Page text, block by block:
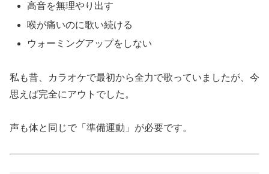
高音を無理やり出す
喉が痛いのに歌い続ける
ウォーミングアップをしない
私も昔、カラオケで最初から全力で歌っていましたが、今
思えば完全にアウトでした。
声も体と同じで「準備運動」が必要です。